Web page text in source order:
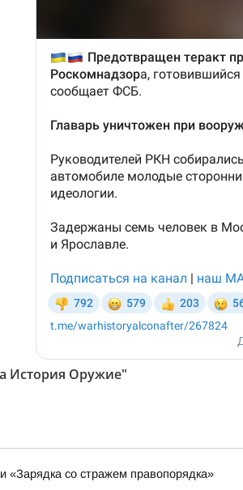
История Оружие"
«Зарядка со стражем правопорядка»